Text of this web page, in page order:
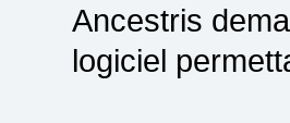
Ancestris
logiciel